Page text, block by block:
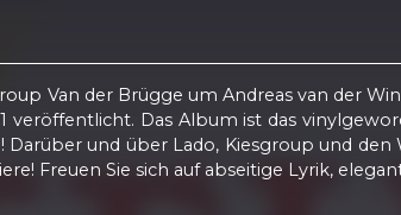
Van der Brügge um Andreas van der
veröffentlicht. Das Album ist das
und über Lado, Kiesgroup und
Freuen Sie sich auf abseitige Lyrik,